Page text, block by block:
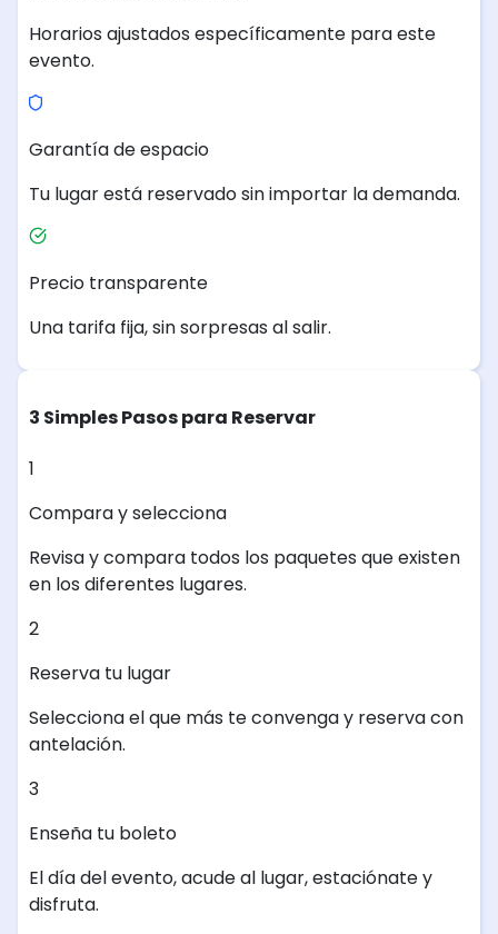
Horarios ajustados específicamente para este
evento.
Garantía de espacio
Tu lugar está reservado sin importar la demanda.
Precio transparente
Una tarifa fija, sin sorpresas al salir.
3 Simples Pasos para Reservar
1
Compara y selecciona
Revisa y compara todos los paquetes que existen
en los diferentes lugares.
2
Reserva tu lugar
Selecciona el que más te convenga y reserva con
antelación.
3
Enseña tu boleto
El día del evento, acude al lugar, estaciónate y
disfruta.